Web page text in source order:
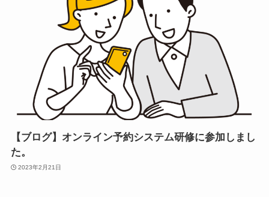
【ブログ】オンライン予約システム研修に参加しまし
た。
2023年2月21日